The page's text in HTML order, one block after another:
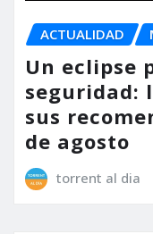
ACTUALIDAD
Un eclipse
seguridad:
sus
de agosto
torrent al dia